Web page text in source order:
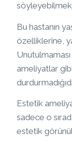
Bu hastanın
özelliklerine,
ameliyatlar
Estetik
sadece o
estetik